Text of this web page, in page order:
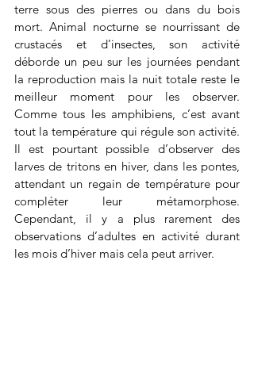
terre sous des pierres ou dans du bois
mort. Animal nocturne se nourrissant de
crustacés et d’insectes, son activité
déborde un peu sur les journées pendant
la reproduction mais la nuit totale reste le
meilleur moment pour les observer.
Comme tous les amphibiens, c’est avant
tout la température qui régule son activité.
Il est pourtant possible d’observer des
larves de tritons en hiver, dans les pontes,
attendant un regain de température pour
compléter leur métamorphose.
Cependant, il y a plus rarement des
observations d’adultes en activité durant
les mois d’hiver mais cela peut arriver.